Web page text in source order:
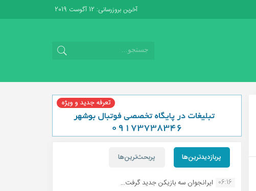
آخرین بروزرسانی: 12 آگوست 2019
پربازدیدترین‌ها پربحث‌ترین‌ها
06:16 ایرانجوان سه بازیکن جدید گرفت...